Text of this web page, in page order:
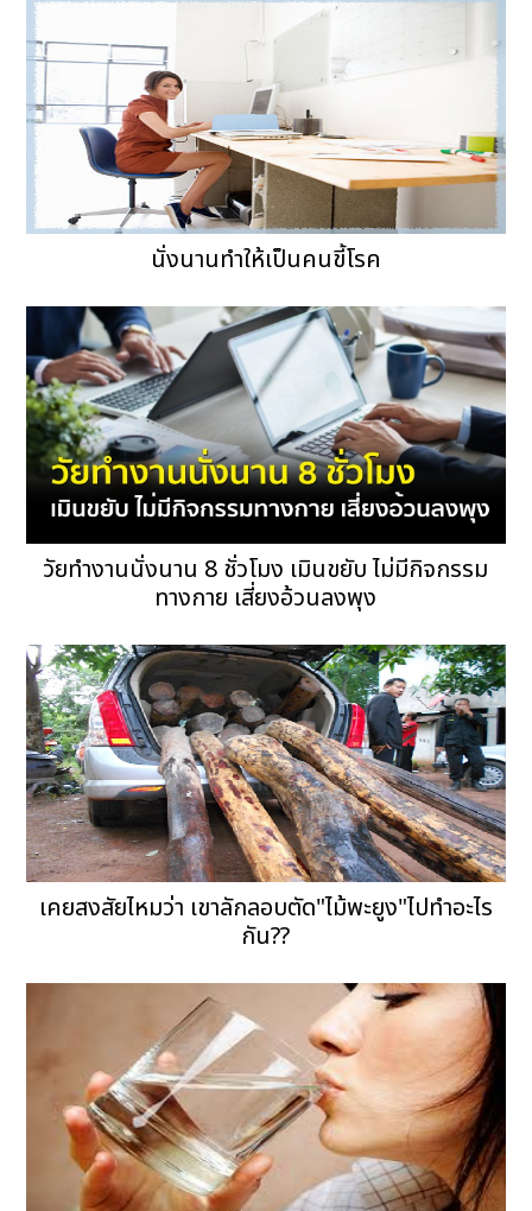
นั่งนานทำให้เป็นคนขี้โรค
วัยทำงานนั่งนาน 8 ชั่วโมง เมินขยับ ไม่มีกิจกรรม
ทางกาย เสี่ยงอ้วนลงพุง
เคยสงสัยไหมว่า เขาลักลอบตัด"ไม้พะยูง"ไปทำอะไร
กัน??